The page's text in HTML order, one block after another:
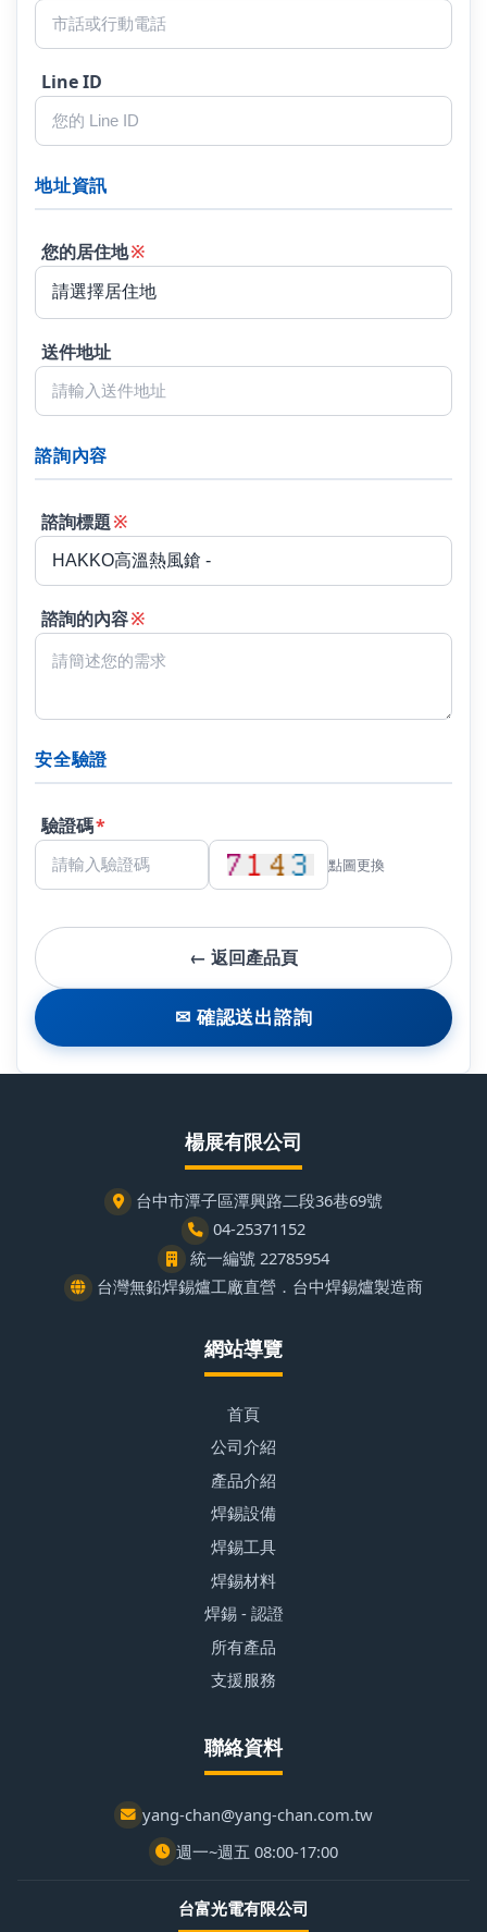
Line ID
地址資訊
您的居住地※
送件地址
諮詢內容
諮詢標題※
諮詢的內容※
安全驗證
驗證碼*
點圖更換
← 返回產品頁
✉ 確認送出諮詢
楊展有限公司
台中市潭子區潭興路二段36巷69號
04-25371152
統一編號 22785954
台灣無鉛焊錫爐工廠直營．台中焊錫爐製造商
網站導覽
首頁
公司介紹
產品介紹
焊錫設備
焊錫工具
焊錫材料
焊錫 - 認證
所有產品
支援服務
聯絡資料
yang-chan@yang-chan.com.tw
週一~週五 08:00-17:00
台富光電有限公司